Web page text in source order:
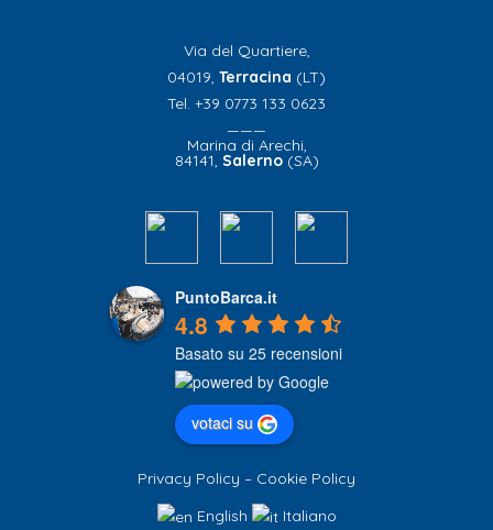
Via del Quartiere,
04019, Terracina (LT)
Tel. +39 0773 133 0623
———
Marina di Arechi,
84141, Salerno(SA)
PuntoBarca.it
4.8
Basato su 25 recensioni
votaci su
Privacy Policy – Cookie Policy
English
Italiano